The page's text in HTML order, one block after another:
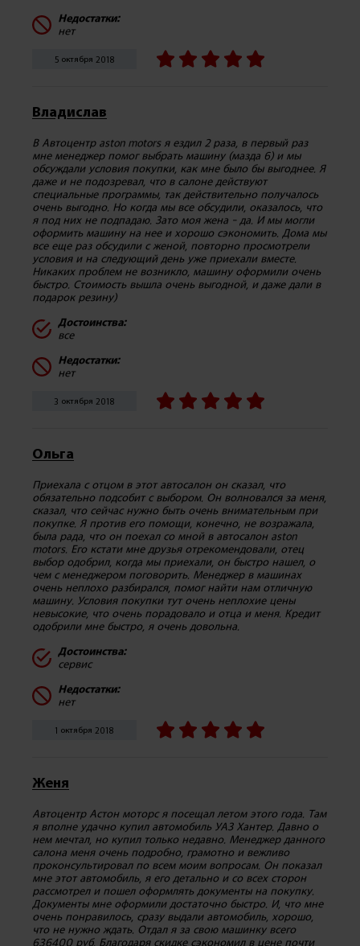
Недостатки:
нет
5 октября 2018
Владислав
В Автоцентр aston motors я ездил 2 раза, в первый раз
мне менеджер помог выбрать машину (мазда 6) и мы
обсуждали условия покупки, как мне было бы выгоднее. Я
даже и не подозревал, что в салоне действуют
специальные программы, так действительно получалось
очень выгодно. Но когда мы все обсудили, оказалось, что
я под них не подпадаю. Зато моя жена - да. И мы могли
оформить машину на нее и хорошо сэкономить. Дома мы
все еще раз обсудили с женой, повторно просмотрели
условия и на следующий день уже приехали вместе.
Никаких проблем не возникло, машину оформили очень
быстро. Стоимость вышла очень выгодной, и даже дали в
подарок резину)
Достоинства:
все
Недостатки:
нет
3 октября 2018
Ольга
Приехала с отцом в этот автосалон он сказал, что
обязательно подсобит с выбором. Он волновался за меня,
сказал, что сейчас нужно быть очень внимательным при
покупке. Я против его помощи, конечно, не возражала,
была рада, что он поехал со мной в автосалон aston
motors. Его кстати мне друзья отрекомендовали, отец
выбор одобрил, когда мы приехали, он быстро нашел, о
чем с менеджером поговорить. Менеджер в машинах
очень неплохо разбирался, помог найти нам отличную
машину. Условия покупки тут очень неплохие цены
невысокие, что очень порадовало и отца и меня. Кредит
одобрили мне быстро, я очень довольна.
Достоинства:
сервис
Недостатки:
нет
1 октября 2018
Женя
Автоцентр Астон моторс я посещал летом этого года. Там
я вполне удачно купил автомобиль УАЗ Хантер. Давно о
нем мечтал, но купил только недавно. Менеджер данного
салона меня очень подробно, грамотно и вежливо
проконсультировал по всем моим вопросам. Он показал
мне этот автомобиль, я его детально и со всех сторон
рассмотрел и пошел оформлять документы на покупку.
Документы мне оформили достаточно быстро. И, что мне
очень понравилось, сразу выдали автомобиль, хорошо,
что не нужно ждать. Отдал я за свою машинку всего
636400 руб. Благодаря скидке сэкономил в цене почти